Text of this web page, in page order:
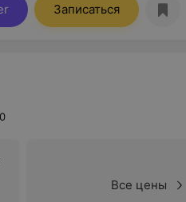
Записаться
Все цены